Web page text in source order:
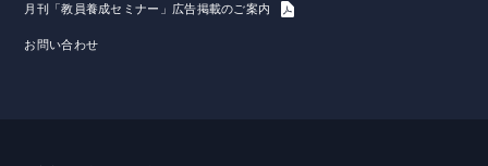
月刊「教員養成セミナー」広告掲載のご案内
お問い合わせ